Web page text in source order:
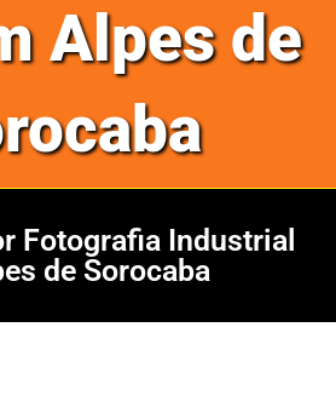
Alpes de
Fotografia Industrial
de Sorocaba